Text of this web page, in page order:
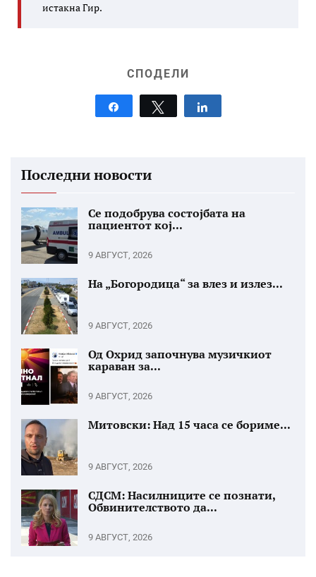
истакна Гир.
СПОДЕЛИ
Tweet
Последни новости
Се подобрува состојбата на
пациентот кој...
9 АВГУСТ, 2026
На „Богородица“ за влез и излез...
9 АВГУСТ, 2026
Од Охрид започнува музичкиот
караван за...
9 АВГУСТ, 2026
Митовски: Над 15 часа се бориме...
9 АВГУСТ, 2026
СДСМ: Насилниците се познати,
Обвинителството да...
9 АВГУСТ, 2026